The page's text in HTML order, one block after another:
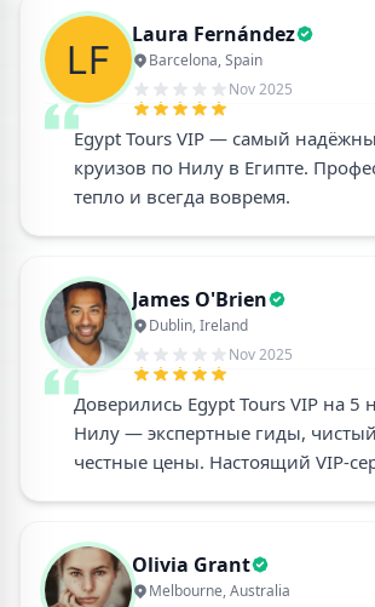
Laura Fernández
Barcelona, Spain
Nov 2025
Egypt Tours VIP — самый
круизов по Нилу в Египте.
тепло и всегда вовремя.
James O'Brien
Dublin, Ireland
Nov 2025
Доверились Egypt Tours VIP на 5
Нилу — экспертные гиды,
честные цены. Настоящий VIP-
Olivia Grant
Melbourne, Australia